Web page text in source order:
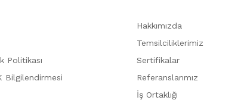
Politikası
Bilgilendirmesi
Hakkımızda
Temsilciliklerimiz
Sertifikalar
Referanslarımız
İş Ortaklığı